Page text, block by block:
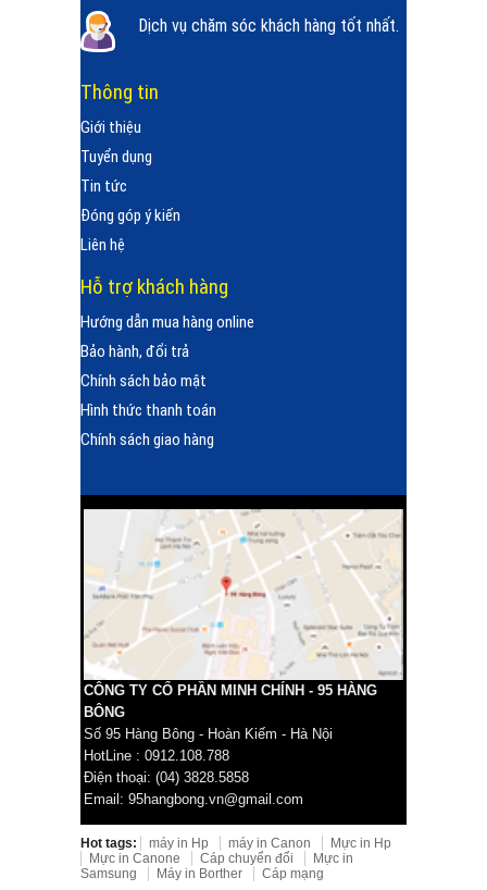
Dịch vụ chăm sóc khách hàng tốt nhất.
Thông tin
Giới thiệu
Tuyển dụng
Tin tức
Đóng góp ý kiến
Liên hệ
Hỗ trợ khách hàng
Hướng dẫn mua hàng online
Bảo hành, đổi trả
Chính sách bảo mật
Hình thức thanh toán
Chính sách giao hàng
CÔNG TY CỔ PHẦN MINH CHÍNH - 95 HÀNG
BÔNG
Số 95 Hàng Bông - Hoàn Kiếm - Hà Nội
HotLine : 0912.108.788
Điện thoại: (04) 3828.5858
Email: 95hangbong.vn@gmail.com
Hot tags: máy in Hp máy in Canon
Mực in Hp
Mực in Canone
Cáp chuyển đổi
Mực in
Samsung
Máy in Borther Cáp mạng